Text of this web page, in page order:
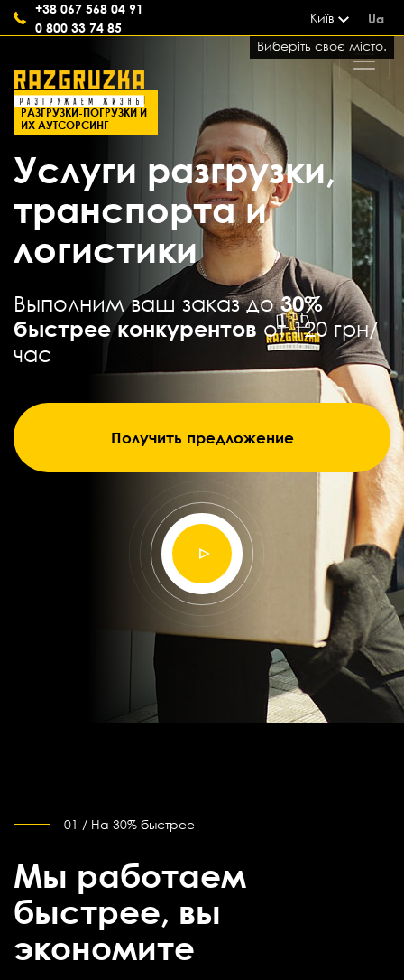
+38 067 568 04 91
0 800 33 74 85
Київ Ua
СОВРЕМЕННЫЕ УСЛУГИ
РАЗГРУЗКИ-ПОГРУЗКИ И
ИХ АУТСОРСИНГ
Услуги разгрузки,
транспорта и
логистики
Выполним ваш заказ до30%
быстрее конкурентов от 120 грн/
час
Получить предложение
01 / На 30% быстрее
Мы работаем
быстрее, вы
экономите
Виберіть своє місто.